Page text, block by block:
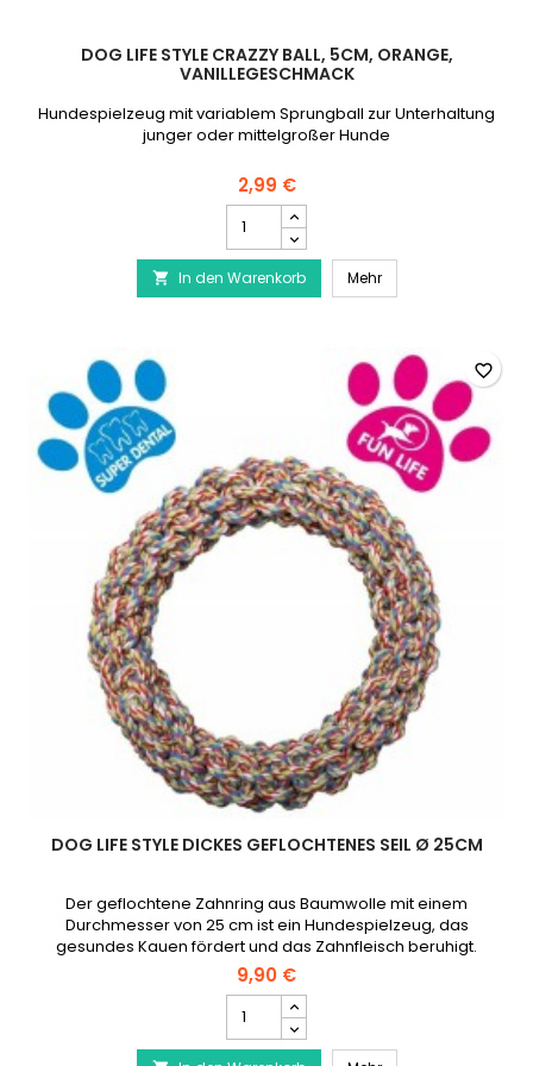
DOG LIFE STYLE CRAZZY BALL, 5CM, ORANGE,
VANILLEGESCHMACK
Hundespielzeug mit variablem Sprungball zur Unterhaltung
junger oder mittelgroßer Hunde
2,99 €
LIFE
STYLE
Crazzy
Ball,
Vanillegeschmack
Produktmengenfeld
 In den Warenkorb MehrDOG LIFE STYLE
DOG LIFE STYLE DICKES GEFLOCHTENES SEIL Ø 25CM
Der geflochtene Zahnring aus Baumwolle mit einem
Durchmesser von 25 cm ist ein Hundespielzeug, das
gesundes Kauen fördert und das Zahnfleisch beruhigt.
9,90 €
LIFE
STYLE
favorite_border